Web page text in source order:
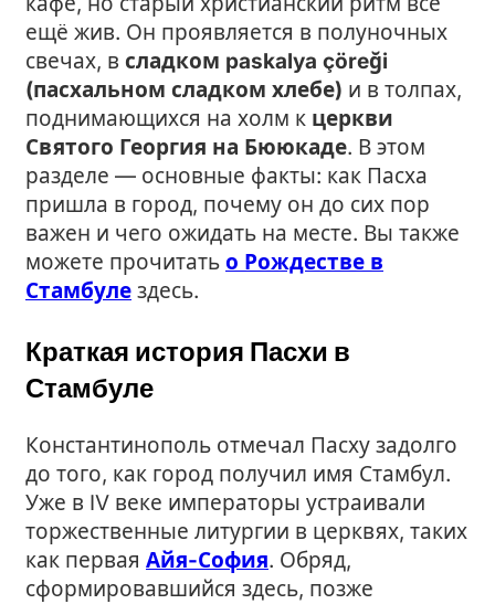
ещё жив. Он проявляется в полуночных
свечах, в сладком paskalya çöreği
(пасхальном сладком хлебе) и в толпах,
поднимающихся на холм к церкви
Святого Георгия на Бююкаде. В этом
разделе — основные факты: как Пасха
пришла в город, почему он до сих пор
важен и чего ожидать на месте. Вы также
можете прочитать о Рождестве в
Стамбуле здесь.
Краткая история Пасхи в
Стамбуле
Константинополь отмечал Пасху задолго
до того, как город получил имя Стамбул.
Уже в IV веке императоры устраивали
торжественные литургии в церквях, таких
как первая Айя-София. Обряд,
сформировавшийся здесь, позже